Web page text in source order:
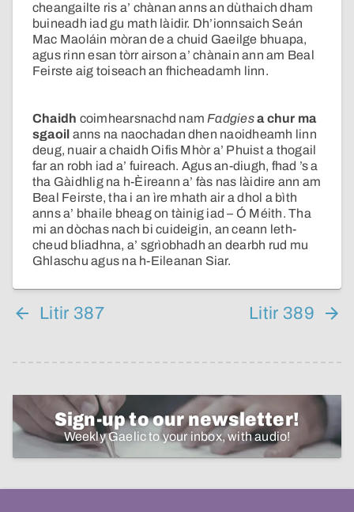
cheangailte ris a’ chànan anns an dùthaich dham
buineadh iad gu math làidir. Dh’ionnsaich Seán
Mac Maoláin mòran de a chuid Gaeilge bhuapa,
agus rinn esan tòrr airson a’ chànain ann am Beal
Feirste aig toiseach an fhicheadamh linn.
Chaidh coimhearsnachd namFadgiesa chur ma
sgaoil anns na naochadan dhen naoidheamh linn
deug, nuair a chaidh Oifis Mhòr a’ Phuist a thogail
far an robh iad a’ fuireach. Agus an-diugh, fhad ’s a
tha Gàidhlig na h-Èireann a’ fàs nas làidire ann am
Beal Feirste, tha i an ìre mhath air a dhol a bìth
anns a’ bhaile bheag on tàinig iad – Ó Méith. Tha
mi an dòchas nach bi cuideigin, an ceann leth-
cheud bliadhna, a’ sgrìobhadh an dearbh rud mu
Ghlaschu agus na h-Eileanan Siar.
Litir 387 Litir 389
Sign-up to our newsletter!
Weekly Gaelic to your inbox, with audio!